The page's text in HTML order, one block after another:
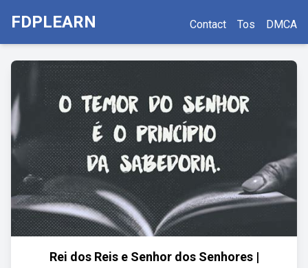
FDPLEARN Contact Tos DMCA
Rei dos Reis e Senhor dos Senhores |